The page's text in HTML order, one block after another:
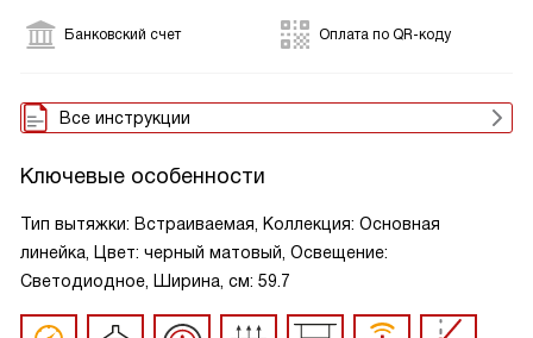
Банковский счет Оплата по QR-коду
Все инструкции
Ключевые особенности
Тип вытяжки: Встраиваемая, Коллекция: Основная
линейка, Цвет: черный матовый, Освещение:
Светодиодное, Ширина, см: 59.7